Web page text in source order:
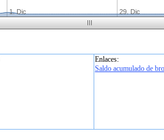
Enlaces:
Saldo acumulado de